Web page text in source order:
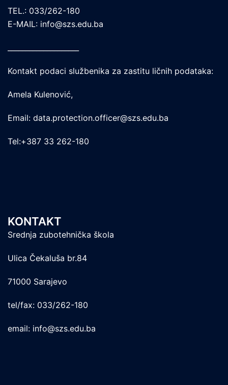
TEL.: 033/262-180
E-MAIL: info@szs.edu.ba
Kontakt podaci službenika za zastitu ličnih podataka:
Amela Kulenović,
Email: data.protection.officer@szs.edu.ba
Tel:+387 33 262-180
KONTAKT
Srednja zubotehnička škola
Ulica Čekaluša br.84
71000 Sarajevo
tel/fax: 033/262-180
email: info@szs.edu.ba